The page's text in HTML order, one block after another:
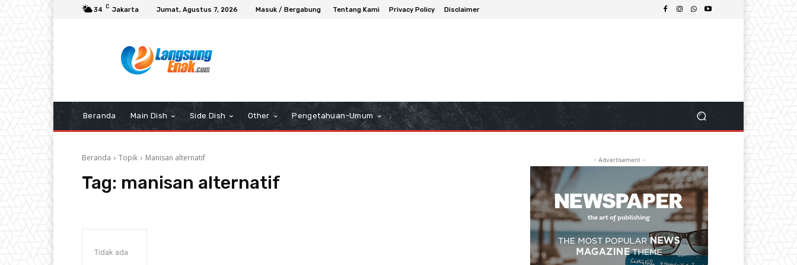
34 C Jakarta Jumat, Agustus 7, 2026 Masuk / Bergabung Tentang Kami Privacy Policy Disclaimer
Beranda Main Dish Side Dish Other Pengetahuan-Umum
Beranda Topik Manisan alternatif
Tag: manisan alternatif
Tidak ada
- Advertisement -